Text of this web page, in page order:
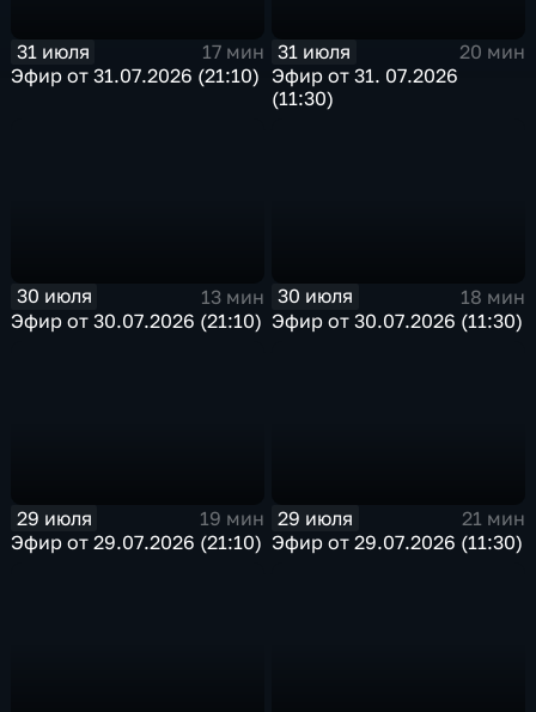
31 июля
17 мин
Эфир от 31.07.2026 (21:10)
31 июля
20 мин
Эфир от 31. 07.2026
(11:30)
30 июля
13 мин
Эфир от 30.07.2026 (21:10)
30 июля
18 мин
Эфир от 30.07.2026 (11:30)
29 июля
19 мин
Эфир от 29.07.2026 (21:10)
29 июля
21 мин
Эфир от 29.07.2026 (11:30)